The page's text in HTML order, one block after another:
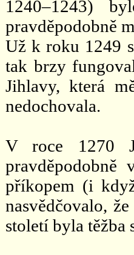
1240–1243)
pravděpodobně
Už k roku 1249
tak brzy
Jihlavy, která
nedochovala.
V roce 1270
příkopem (i
nasvědčovalo,
století byla těžba